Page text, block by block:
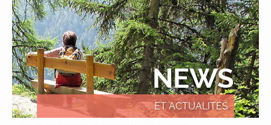
NEWS
ET ACTUALITÉS